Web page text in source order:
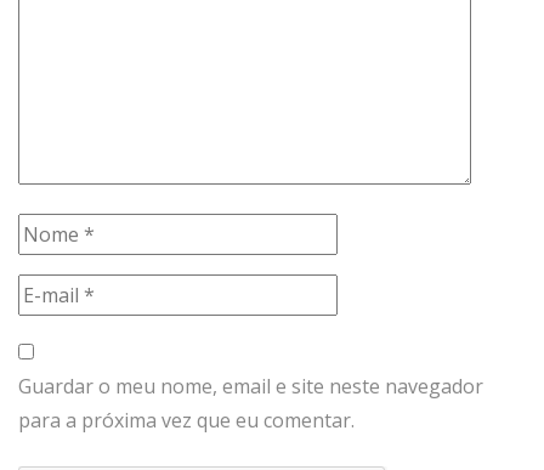
Guardar o meu nome, email e site neste navegador
para a próxima vez que eu comentar.